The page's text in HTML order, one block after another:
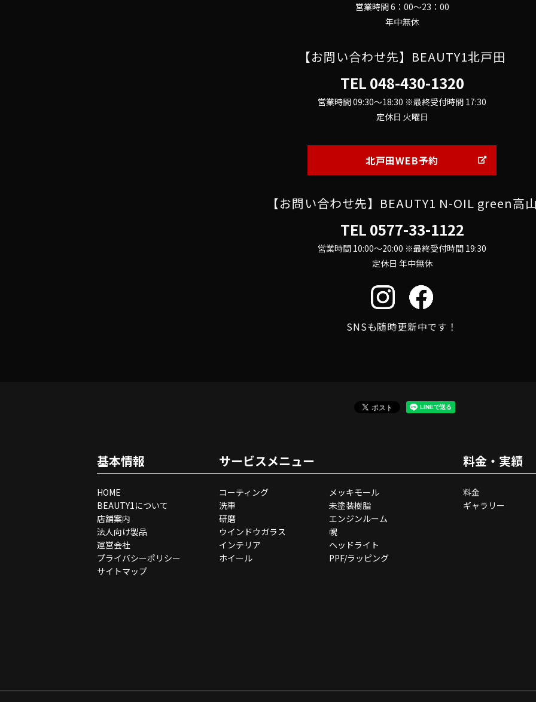
営業時間 6：00～23：00
年中無休
【お問い合わせ先】BEAUTY1北戸田
TEL 048-430-1320
営業時間 09:30～18:30 ※最終受付時間 17:30
定休日 火曜日
北戸田WEB予約
【お問い合わせ先】BEAUTY1 N-OIL green高
TEL 0577-33-1122
営業時間 10:00～20:00 ※最終受付時間 19:30
定休日 年中無休
SNSも随時更新中です！
基本情報
HOME
BEAUTY1について
店舗案内
法人向け製品
運営会社
プライバシーポリシー
サイトマップ
サービスメニュー
コーティング
メッキモール
洗車
未塗装樹脂
研磨
エンジンルーム
ウインドウガラス
幌
インテリア
ヘッドライト
ホイール
PPF/ラッピング
料金・実績
料金
ギャラリー